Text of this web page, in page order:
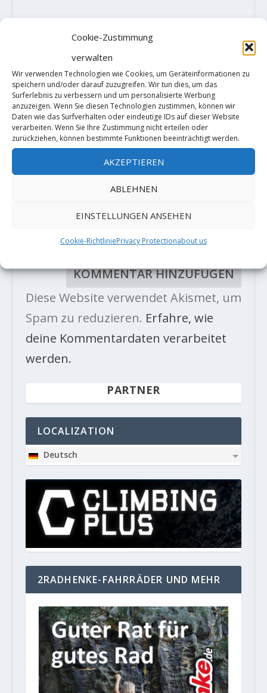
Cookie-Zustimmung
verwalten
Wir verwenden Technologien wie Cookies, um Geräteinformationen zu
speichern und/oder darauf zuzugreifen. Wir tun dies, um das
Surferlebnis zu verbessern und um personalisierte Werbung
anzuzeigen. Wenn Sie diesen Technologien zustimmen, können wir
Daten wie das Surfverhalten oder eindeutige IDs auf dieser Website
verarbeiten. Wenn Sie Ihre Zustimmung nicht erteilen oder
zurückziehen, können bestimmte Funktionen beeinträchtigt werden.
AKZEPTIEREN
ABLEHNEN
EINSTELLUNGEN ANSEHEN
Cookie-RichtliniePrivacy Protectionabout us
HINTERLASSE EINE ANTWORT
Deine E-Mail-Adresse wird nicht
veröffentlicht.Erforderliche Felder
sind mit*markiert
Diese Website verwendet Akismet, um
Spam zu reduzieren. Erfahre, wie
deine Kommentardaten verarbeitet
werden.
PARTNER
LOCALIZATION
Deutsch
2RADHENKE-FAHRRÄDER UND MEHR